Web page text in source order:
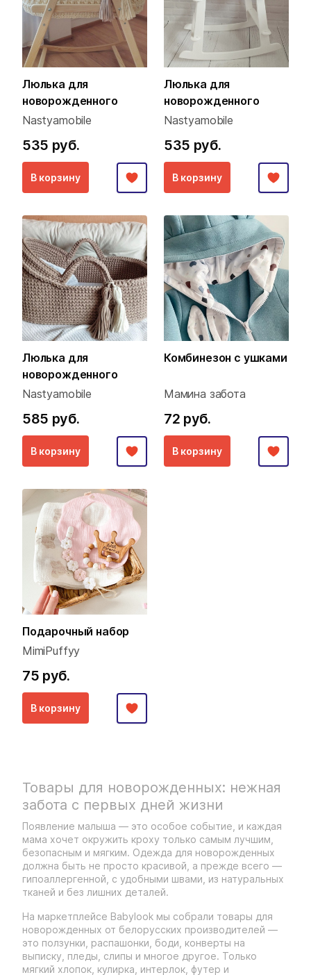
Люлька для
новорожденного
Nastyamobile
535 руб.
В корзину
Люлька для
новорожденного
Nastyamobile
535 руб.
В корзину
Люлька для
новорожденного
Nastyamobile
585 руб.
В корзину
Комбинезон с ушками
Мамина забота
72 руб.
В корзину
Подарочный набор
MimiPuffyy
75 руб.
В корзину
Товары для новорожденных: нежная
забота с первых дней жизни
Появление малыша — это особое событие, и каждая
мама хочет окружить кроху только самым лучшим,
безопасным и мягким. Одежда для новорожденных
должна быть не просто красивой, а прежде всего —
гипоаллергенной, с удобными швами, из натуральных
тканей и без лишних деталей.
На маркетплейсе Babylook мы собрали товары для
новорожденных от белорусских производителей —
это ползунки, распашонки, боди, конверты на
выписку, пледы, слипы и многое другое. Только
мягкий хлопок, кулирка, интерлок, футер и